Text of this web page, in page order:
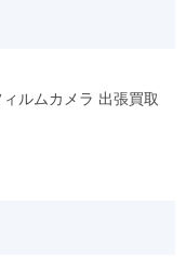
ルムカメラ 出張買取